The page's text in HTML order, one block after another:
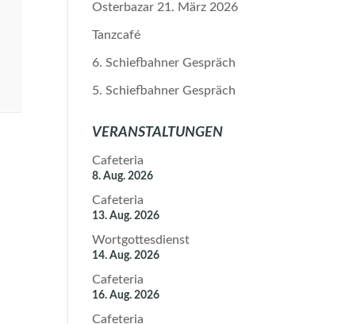
Osterbazar 21. März 2026
Tanzcafé
6. Schiefbahner Gespräch
5. Schiefbahner Gespräch
VERANSTALTUNGEN
Cafeteria
8. Aug. 2026
Cafeteria
13. Aug. 2026
Wortgottesdienst
14. Aug. 2026
Cafeteria
16. Aug. 2026
Cafeteria